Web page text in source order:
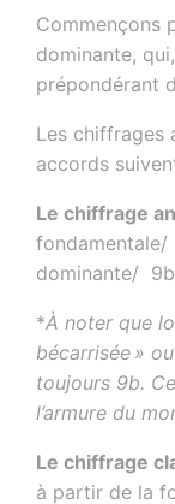
Commençons
dominante,
prépondérant
Les chiffrages
accords
Le chiffrage
fondamentale/
dominante/
*À noter que
bécarrisée »
toujours 9b.
l’armure du
Le chiffrage
à partir de la